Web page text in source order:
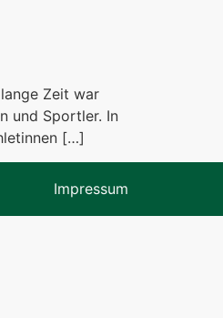
Zeit war
und Sportler. In
[…]
Impressum